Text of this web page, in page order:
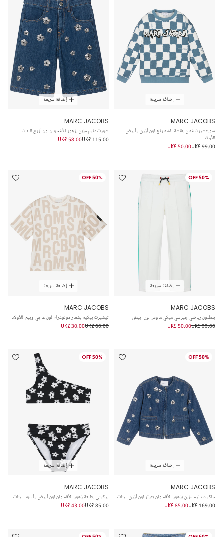
إضافة سريعة
MARC JACOBS
سويتشيرت قطن بنقشة الشطرنج لون أزرق وأبيض
للأولاد
UK£ 99.00
UK£ 50.00
إضافة سريعة
MARC JACOBS
شورت دنيم مزين بزهور الأقحوان لون أزرق للبنات
UK£ 115.00
UK£ 58.00
50% OFF
إضافة سريعة
MARC JACOBS
بنطلون رياضي جيرسي ميكي ماوس لون أبيض
UK£ 99.00
UK£ 50.00
50% OFF
إضافة سريعة
MARC JACOBS
تيشيرت بيكيه بشعار مونوغرام لون عاجي وبيج للأولاد
UK£ 60.00
UK£ 30.00
50% OFF
إضافة سريعة
MARC JACOBS
جاكيت دنيم مزين بزهور الأقحوان بترتر لون أزرق للبنات
UK£ 169.00
UK£ 85.00
50% OFF
إضافة سريعة
MARC JACOBS
بيكيني بطبعة زهور الأقحوان لون أبيض وأسود للبنات
UK£ 85.00
UK£ 43.00